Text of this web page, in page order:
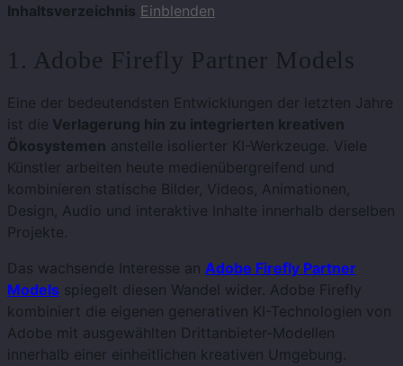
Inhaltsverzeichnis Einblenden
1. Adobe Firefly Partner Models
Eine der bedeutendsten Entwicklungen der letzten Jahre
ist die Verlagerung hin zu integrierten kreativen
Ökosystemen anstelle isolierter KI-Werkzeuge. Viele
Künstler arbeiten heute medienübergreifend und
kombinieren statische Bilder, Videos, Animationen,
Design, Audio und interaktive Inhalte innerhalb derselben
Projekte.
Das wachsende Interesse an Adobe Firefly Partner
Models spiegelt diesen Wandel wider. Adobe Firefly
kombiniert die eigenen generativen KI-Technologien von
Adobe mit ausgewählten Drittanbieter-Modellen
innerhalb einer einheitlichen kreativen Umgebung.